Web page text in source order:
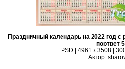
Праздничный календарь на 2022 год
портрет 5
PSD | 4961 х 3508 |
Автор: